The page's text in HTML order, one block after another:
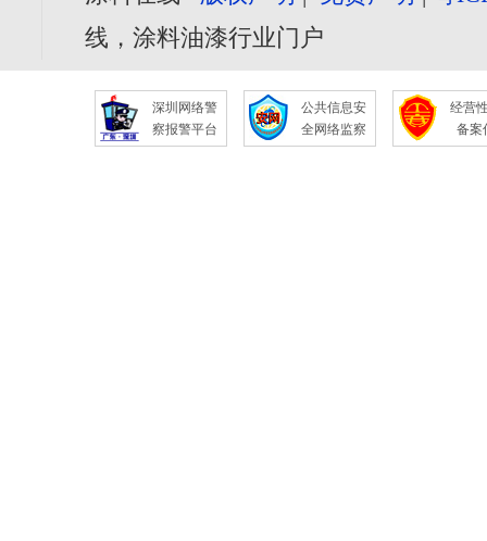
线，涂料油漆行业门户
深圳网络警
察报警平台
公共信息安
全网络监察
经营
备案